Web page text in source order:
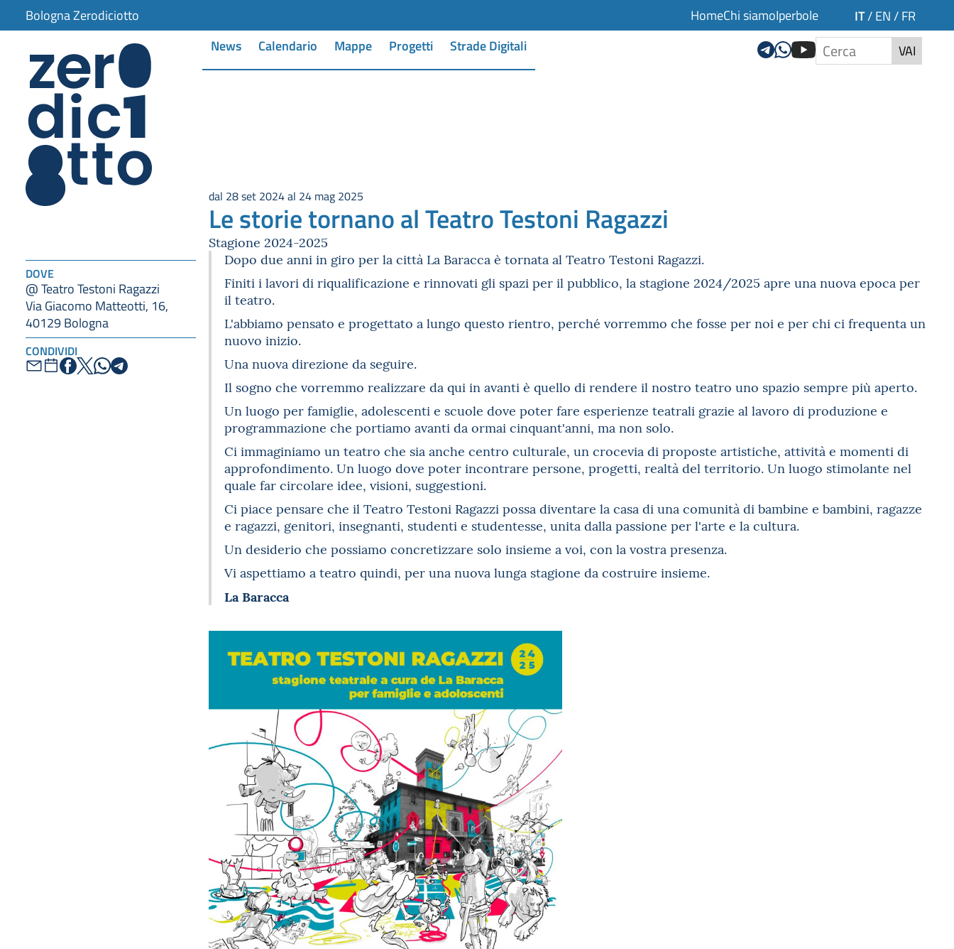
Bologna Zerodiciotto HomeChi siamoIperbole IT/ EN / FR
News Calendario Mappe Progetti Strade Digitali VAI
DOVE
@ Teatro Testoni Ragazzi
Via Giacomo Matteotti, 16,
40129 Bologna
CONDIVIDI
dal 28 set 2024 al 24 mag 2025
Le storie tornano al Teatro Testoni Ragazzi
Stagione 2024-2025
Dopo due anni in giro per la città La Baracca è tornata al Teatro Testoni Ragazzi.
Finiti i lavori di riqualificazione e rinnovati gli spazi per il pubblico, la stagione 2024/2025 apre una nuova epoca per
il teatro.
L'abbiamo pensato e progettato a lungo questo rientro, perché vorremmo che fosse per noi e per chi ci frequenta un
nuovo inizio.
Una nuova direzione da seguire.
Il sogno che vorremmo realizzare da qui in avanti è quello di rendere il nostro teatro uno spazio sempre più aperto.
Un luogo per famiglie, adolescenti e scuole dove poter fare esperienze teatrali grazie al lavoro di produzione e
programmazione che portiamo avanti da ormai cinquant'anni, ma non solo.
Ci immaginiamo un teatro che sia anche centro culturale, un crocevia di proposte artistiche, attività e momenti di
approfondimento. Un luogo dove poter incontrare persone, progetti, realtà del territorio. Un luogo stimolante nel
quale far circolare idee, visioni, suggestioni.
Ci piace pensare che il Teatro Testoni Ragazzi possa diventare la casa di una comunità di bambine e bambini, ragazze
e ragazzi, genitori, insegnanti, studenti e studentesse, unita dalla passione per l'arte e la cultura.
Un desiderio che possiamo concretizzare solo insieme a voi, con la vostra presenza.
Vi aspettiamo a teatro quindi, per una nuova lunga stagione da costruire insieme.
La Baracca